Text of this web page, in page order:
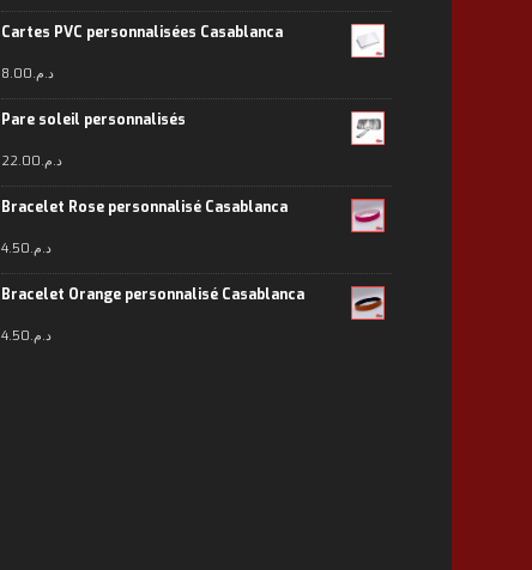
Cartes PVC personnalisées Casablanca
د.م.8.00
Pare soleil personnalisés
د.م.22.00
Bracelet Rose personnalisé Casablanca
د.م.4.50
Bracelet Orange personnalisé Casablanca
د.م.4.50